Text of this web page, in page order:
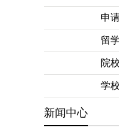
申
留
院
学
新闻中心